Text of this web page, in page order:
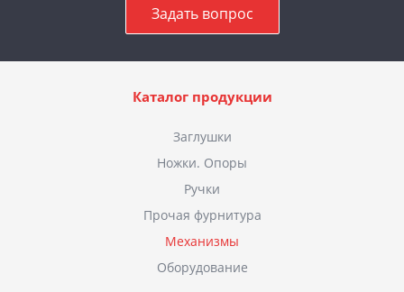
Задать вопрос
Каталог продукции
Заглушки
Ножки. Опоры
Ручки
Прочая фурнитура
Механизмы
Оборудование